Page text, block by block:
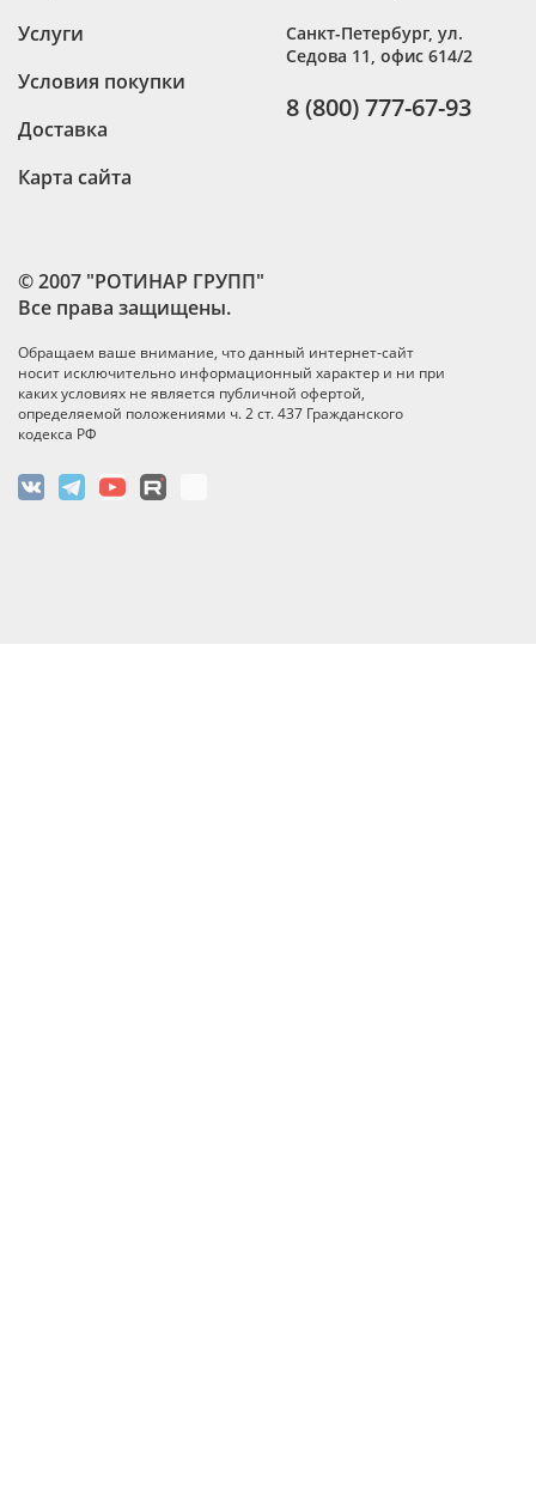
© 2007 "РОТИНАР ГРУПП"
Все права защищены.
Обращаем ваше внимание, что данный интернет-сайт
носит исключительно информационный характер и ни при
каких условиях не является публичной офертой,
определяемой положениями ч. 2 ст. 437 Гражданского
кодекса РФ
Услуги
Условия покупки
Доставка
Карта сайта
Санкт-Петербург, ул.
Седова 11, офис 614/2
8 (800) 777-67-93